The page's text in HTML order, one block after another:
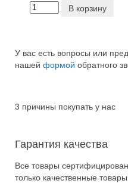
В корзину
У вас есть вопросы или
нашей формой обратного
3 причины покупать у нас
Гарантия качества
Все товары
только качественные